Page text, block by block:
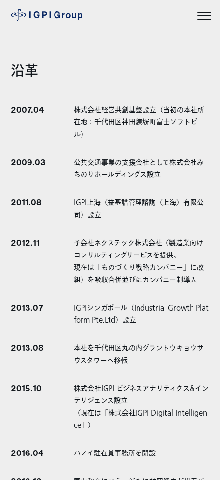
沿革
2007.04
株式会社経営共創基盤設立（当初の本社所
在地：千代田区神田練塀町富士ソフトビ
ル）
2009.03
公共交通事業の支援会社として株式会社み
ちのりホールディングス設立
2011.08
IGPI上海（益基譜管理諮詢（上海）有限公
司）設立
2012.11
子会社ネクステック株式会社（製造業向け
コンサルティングサービスを提供。
現在は「ものづくり戦略カンパニー」に改
組）を吸収合併並びにカンパニー制導入
2013.07
IGPIシンガポール（Industrial Growth Plat
form Pte.Ltd）設立
2013.08
本社を千代田区丸の内グラントウキョウサ
ウスタワーへ移転
2015.10
株式会社IGPI ビジネスアナリティクス&イン
テリジェンス設立
（現在は「株式会社IGPI Digital Intelligen
ce」）
2016.04 ハノイ駐在員事務所を開設